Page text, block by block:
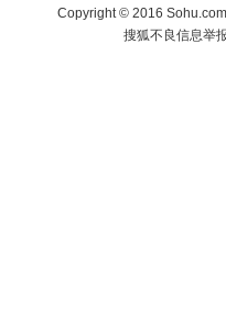
Copyright©2016
搜狐不良信息举